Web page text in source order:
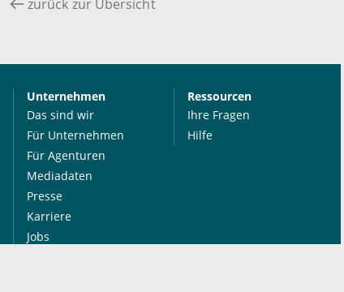
zurück zur Übersicht
Unternehmen
Das sind wir
Für Unternehmen
Für Agenturen
Mediadaten
Presse
Karriere
Jobs
Ressourcen
Ihre Fragen
Hilfe